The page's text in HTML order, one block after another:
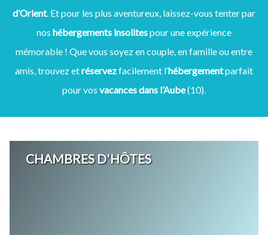
d’Orient. Et pour les plus aventureux, laissez-vous tenter par
nos hébergements insolitespour une expérience
mémorable ! Que vous soyez en couple, en famille ou entre
amis, trouvez etréservezfacilement l’hébergementparfait
pour vos vacances dans l’Aube(10).
CHAMBRES D'HÔTES